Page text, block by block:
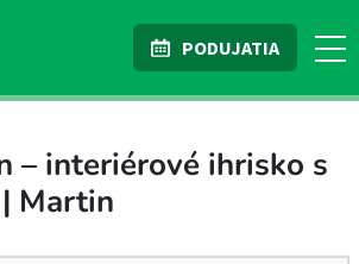
PODUJATIA
– interiérové ihrisko s
Martin